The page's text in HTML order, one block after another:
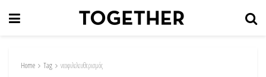
Home Tag νεοφιλελευθερισμός